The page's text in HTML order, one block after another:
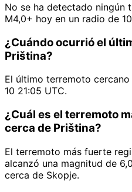
No se ha detectado ningún
M4,0+ hoy en un radio de
¿Cuándo ocurrió el
Priština?
El último terremoto
10 21:05 UTC.
¿Cuál es el terremoto
cerca de Priština?
El terremoto más fuerte
alcanzó una magnitud de
cerca de Skopje.